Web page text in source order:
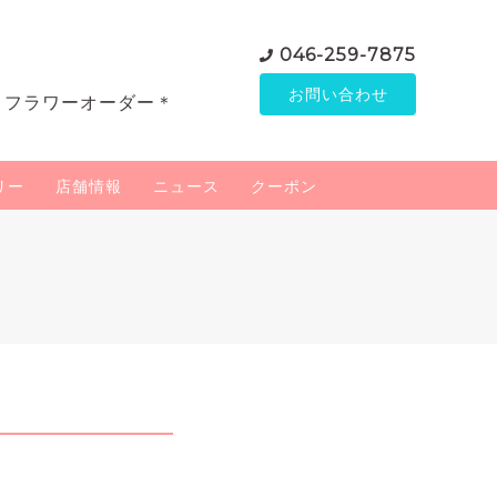
ラワーオーダー＊
046-259-7875
お問い合わせ
ー 店舗情報 ニュース クーポン